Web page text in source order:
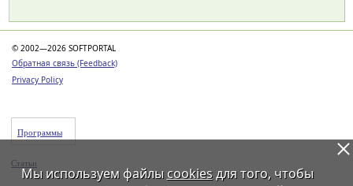
© 2002—2026 SOFTPORTAL
Обратная связь (Feedback)
Privacy Policy
Программы
Статьи
Мы используем файлы cookiesдля того, чтобы